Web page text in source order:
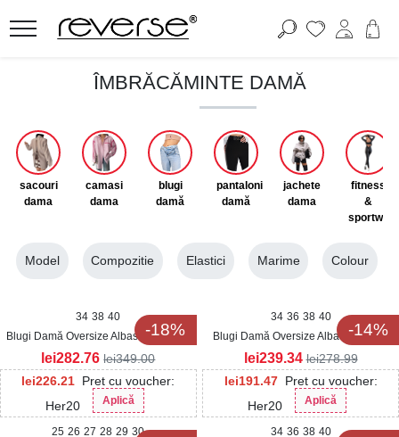
ÎMBRĂCĂMINTE DAMĂ
sacouri
dama
camasi
dama
blugi
damă
pantaloni
damă
jachete
dama
fitness
&
Model Compozitie Elastici Marime Colour
-18%
34 38 40
Blugi Damă Oversize Albastri Xiomara
lei226.21 Pret cu voucher:
Her20
Aplică
lei282.76 lei349.00
-14%
34 36 38 40
Blugi Damă Oversize Albastri Malani
lei191.47 Pret cu voucher:
Her20
Aplică
lei239.34 lei278.99
25 26 27 28 29 30
34 36 38 40